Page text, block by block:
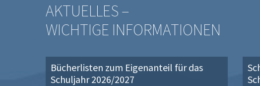
AKTUELLES –
WICHTIGE INFORMATIONEN
Bücherlisten zum Eigenanteil für das
Schuljahr 2026/2027